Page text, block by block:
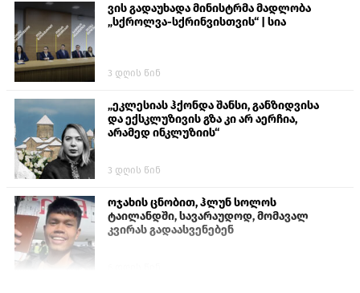
ვის გადაუხადა მინისტრმა მადლობა
„სქროლვა-სქრინვისთვის“ | სია
3 დღის წინ
„ეკლესიას ჰქონდა შანსი, განზიდვისა
და ექსკლუზივის გზა კი არ აერჩია,
არამედ ინკლუზიის“
3 დღის წინ
ოჯახის ცნობით, ჰლუნ სოლოს
ტაილანდში, სავარაუდოდ, მომავალ
კვირას გადაასვენებენ